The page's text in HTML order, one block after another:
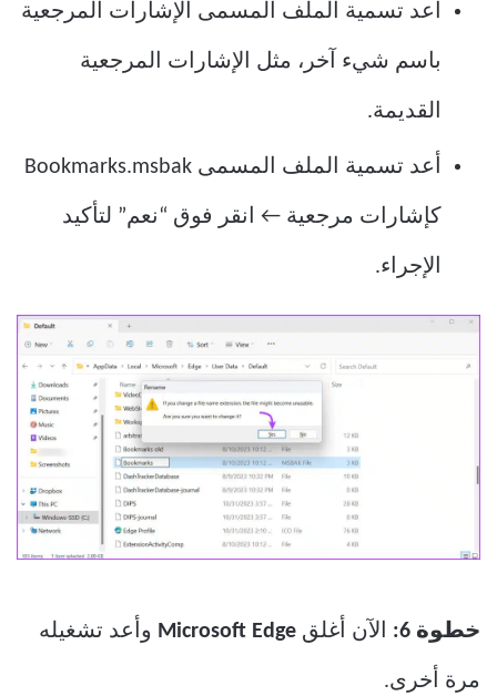
أعد تسمية الملف المسمى الإشارات المرجعية
باسم شيء آخر، مثل الإشارات المرجعية
القديمة.
أعد تسمية الملف المسمى Bookmarks.msbak
كإشارات مرجعية ← انقر فوق “نعم” لتأكيد
الإجراء.
خطوة 6: الآن أغلق Microsoft Edge وأعد تشغيله
مرة أخرى.